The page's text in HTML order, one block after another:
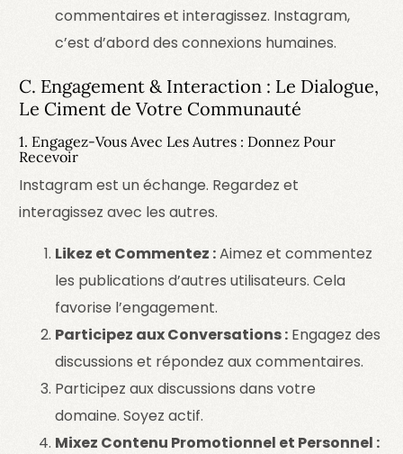
commentaires et interagissez. Instagram,
c’est d’abord des connexions humaines.
C. Engagement & Interaction : Le Dialogue,
Le Ciment de Votre Communauté
1. Engagez-Vous Avec Les Autres : Donnez Pour
Recevoir
Instagram est un échange. Regardez et
interagissez avec les autres.
Likez et Commentez :Aimez et commentez
les publications d’autres utilisateurs. Cela
favorise l’engagement.
Participez aux Conversations : Engagez des
discussions et répondez aux commentaires.
Participez aux discussions dans votre
domaine. Soyez actif.
Mixez Contenu Promotionnel et Personnel :